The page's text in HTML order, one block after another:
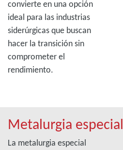
convierte en una opción
ideal para las industrias
siderúrgicas que buscan
hacer la transición sin
comprometer el
rendimiento.
Metalurgia especial
La metalurgia especial